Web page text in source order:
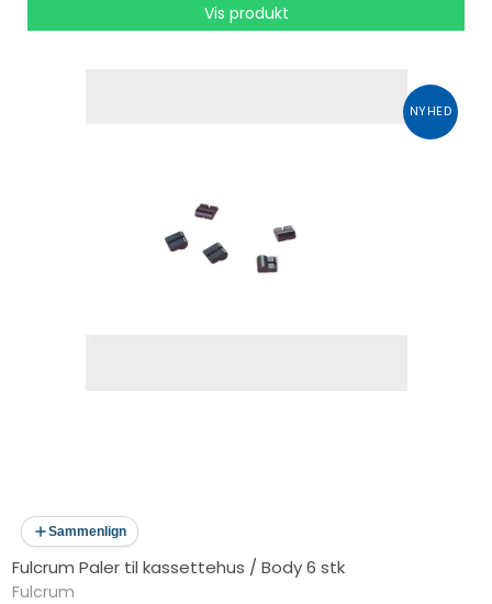
Vis produkt
NYHED
Sammenlign
Fulcrum Paler til kassettehus / Body 6 stk
Fulcrum